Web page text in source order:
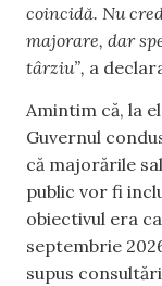
coincidă. Nu
majorare, dar
târziu”, a
Amintim că, la
Guvernul
că majorările
public vor fi
obiectivul era
septembrie
supus